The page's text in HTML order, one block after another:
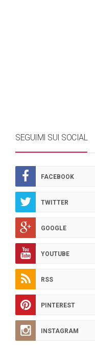
SEGUIMI SUI SOCIAL
FACEBOOK
TWITTER
GOOGLE
YOUTUBE
RSS
PINTEREST
INSTAGRAM